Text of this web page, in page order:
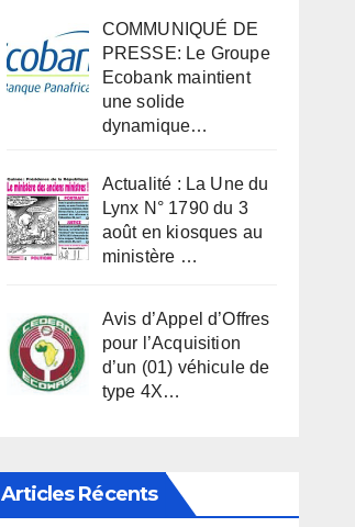
COMMUNIQUÉ DE
PRESSE: Le Groupe
Ecobank maintient
une solide
dynamique…
Actualité : La Une du
Lynx N° 1790 du 3
août en kiosques au
ministère …
Avis d’Appel d’Offres
pour l’Acquisition
d’un (01) véhicule de
type 4X…
Articles Récents